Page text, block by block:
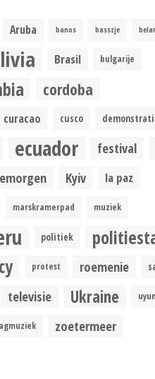
Aruba banos basszje
Brasil bulgarije
cordoba
curacao cusco
ecuador festival
Kyiv la paz
marskramerpad muziek
politiek
protest roemenie
televisie Ukraine
zoetermeer